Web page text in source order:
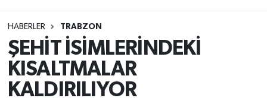
HABERLER TRABZON
ŞEHİT İSİMLERİNDEKİ
KISALTMALAR
KALDIRILIYOR
Trafik Durumu
Süper Lig Puan Durumu ve Fikstür
Tüm Manşetler